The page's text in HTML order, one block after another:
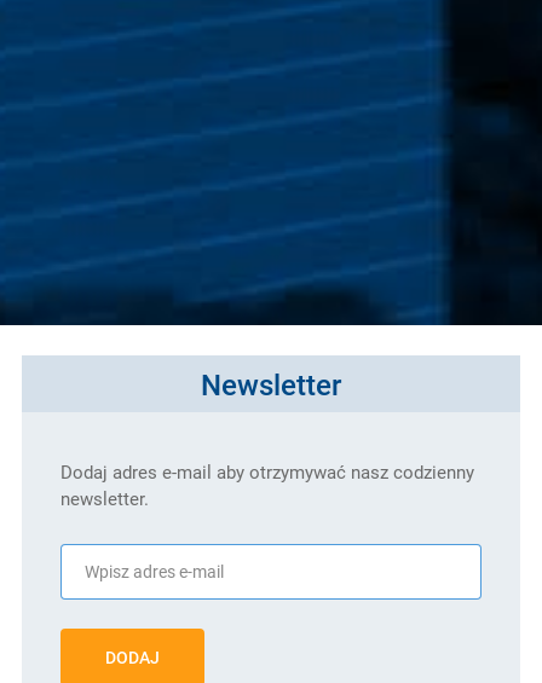
Newsletter
Dodaj adres e-mail aby otrzymywać nasz codzienny
newsletter.
DODAJ